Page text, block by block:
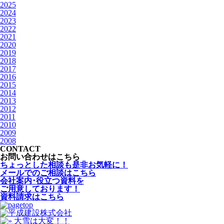
2025
2024
2023
2022
2021
2020
2019
2018
2017
2016
2015
2014
2013
2012
2011
2010
2009
2008
CONTACT
お問い合わせはこちら
ちょっとした相談も是非お気軽に！
メールでのご相談はこちら
会社案内･役立つ資料を
ご用意しております！
資料請求はこちら